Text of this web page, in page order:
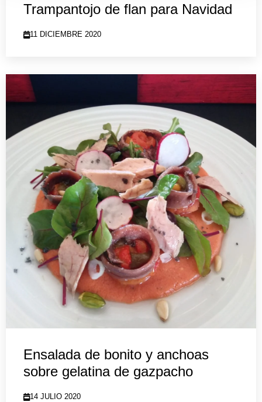
Trampantojo de flan para Navidad
11 DICIEMBRE 2020
Ensalada de bonito y anchoas
sobre gelatina de gazpacho
14 JULIO 2020